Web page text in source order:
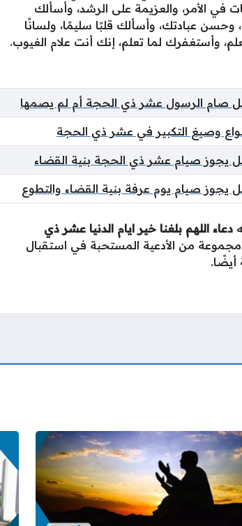
في الأمر، والعزيمة على الرشد، وأسألك
عبادتك، وأسألك قلبًا سليمًا، ولسانًا
وأستغفرك لما تعلم، إنك أنت علام الغيوب.
صام الرسول عشر ذي الحجة أم لم يصمها
وصيغ التكبير في عشر ذي الحجة
يجوز صيام عشر ذي الحجة بنية القضاء
يجوز صيام يوم عرفة بنية القضاء والتطوع
دعاء اللهم بلغنا خير ايام الدنيا عشر ذي
من الأدعية المستحبة في استقبال
أيضًا.